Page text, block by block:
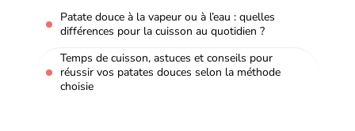
Patate douce à la vapeur ou à l’eau : quelles
différences pour la cuisson au quotidien ?
Temps de cuisson, astuces et conseils pour
réussir vos patates douces selon la méthode
choisie